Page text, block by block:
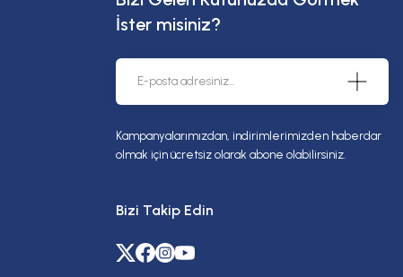
İster misiniz?
Kampanyalarımızdan, indirimlerimizden haberdar
olmak için ücretsiz olarak abone olabilirsiniz.
Bizi Takip Edin